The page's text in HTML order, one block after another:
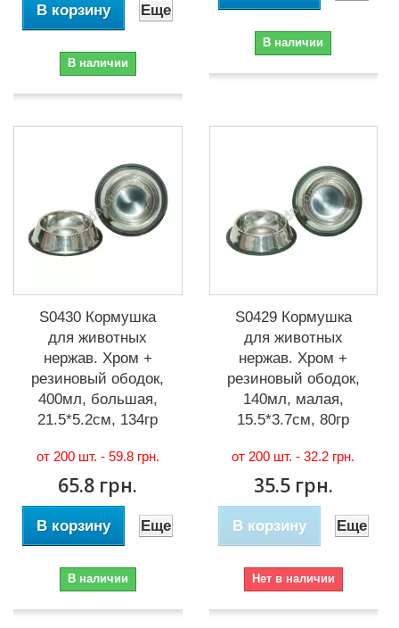
В корзину Еще
В наличии
В наличии
S0430 Кормушка
для животных
нержав. Хром +
резиновый ободок,
400мл, большая,
21.5*5.2см, 134гр
от 200 шт. - 59.8 грн.
65.8 грн.
В корзину Еще
В наличии
S0429 Кормушка
для животных
нержав. Хром +
резиновый ободок,
140мл, малая,
15.5*3.7см, 80гр
от 200 шт. -32.2 грн.
35.5 грн.
В корзину Еще
Нет в наличии